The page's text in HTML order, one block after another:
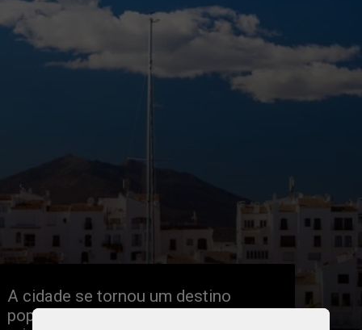
A cidade se tornou um destino
popular na Europa nos último anos,